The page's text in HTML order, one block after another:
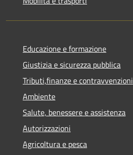
Educazione e formazione
Giustizia e sicurezza pubblica
Tributi,finanze e contravvenzioni
Ambiente
Salute, benessere e assistenza
Autorizzazioni
Agricoltura e pesca